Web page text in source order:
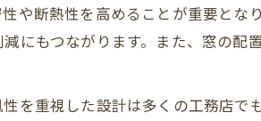
や断熱性を高めることが重要となり
にもつながります。また、窓の配
を重視した設計は多くの工務店で